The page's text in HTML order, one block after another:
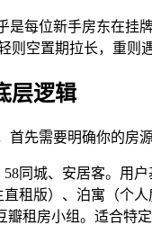
是每位新手房东在挂
则空置期拉长，重则
层逻辑
首先需要明确你的房
58同城、安居客。用
直租版）、泊寓（个
瓣租房小组。适合特